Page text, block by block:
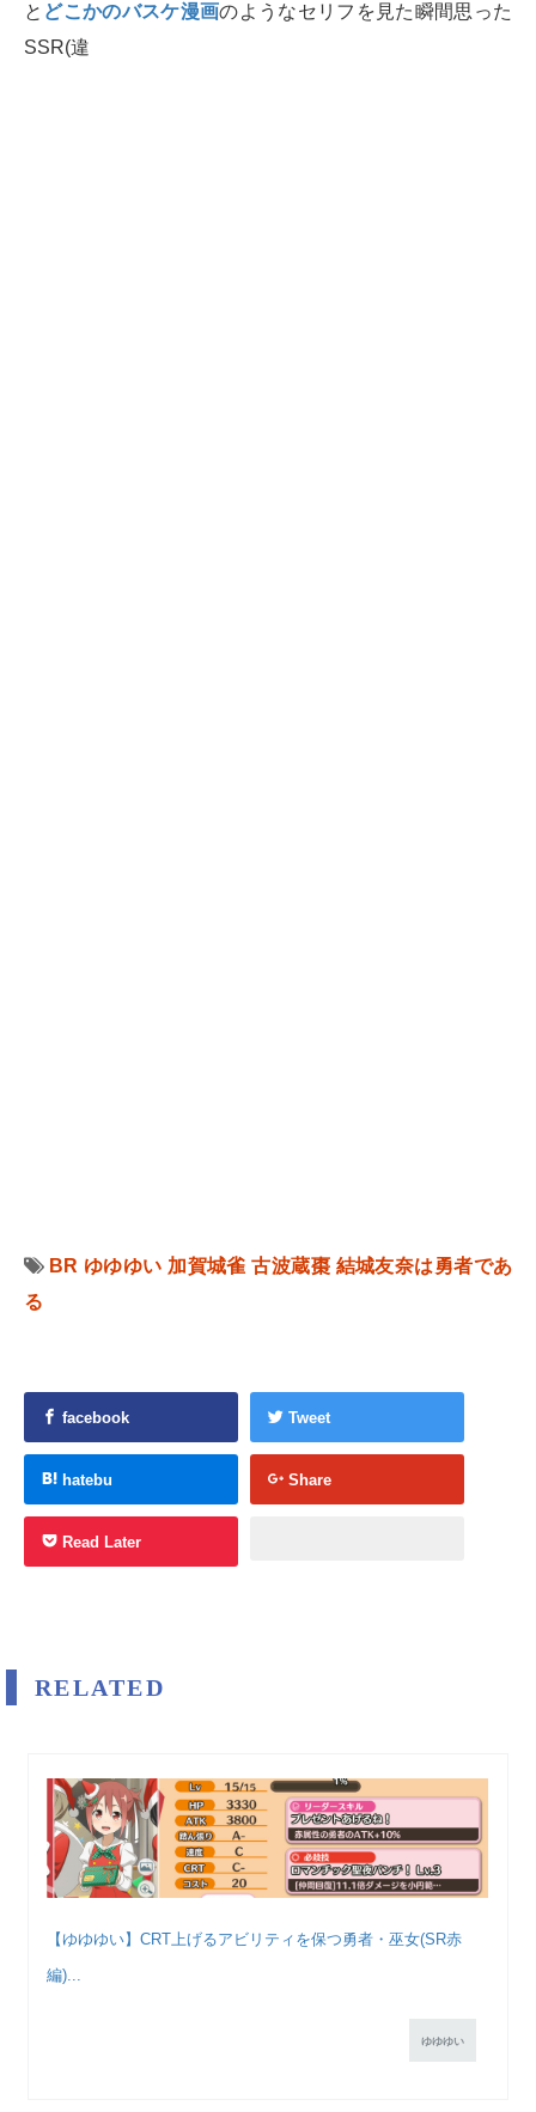
と どこかのバスケ漫画のようなセリフを見た瞬間思った
SSR(違
BR ゆゆゆい 加賀城雀 古波蔵棗 結城友奈は勇者であ
る
facebook Tweet
hatebu Share
Read Later
RELATED
【ゆゆゆい】CRT上げるアビリティを保つ勇者・巫女(SR赤
編)...
ゆゆゆい